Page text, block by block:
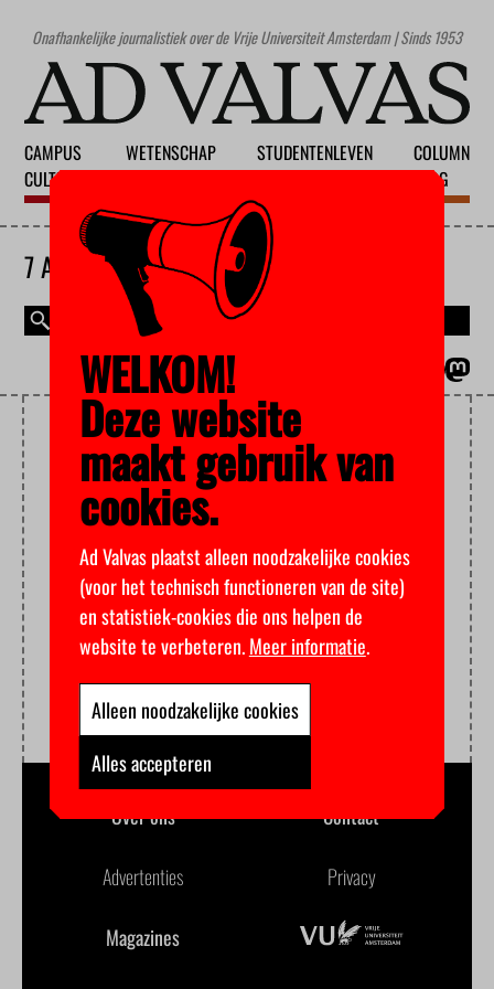
Onafhankelijke journalistiek over de Vrije Universiteit Amsterdam | Sinds 1953
CAMPUS
CULTUUR
WETENSCHAP
STUDENTENLEVEN
COLUMN
BLOG
7 AUGUSTUS 2026
MENTAL HEALTH
Over ons Contact
Advertenties Privacy
Magazines
WELKOM!
Deze website
maakt gebruik van
cookies.
Ad Valvas plaatst alleen noodzakelijke cookies
(voor het technisch functioneren van de site)
en statistiek-cookies die ons helpen de
website te verbeteren.Meer informatie.
Alleen noodzakelijke cookies
Alles accepteren